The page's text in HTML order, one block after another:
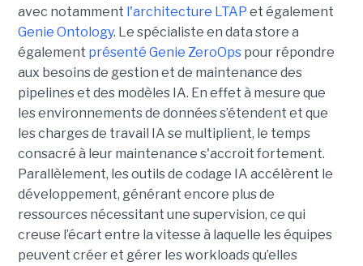
avec notamment l'architecture LTAP et également
Genie Ontology. Le spécialiste en data store a
également présenté Genie ZeroOpspour répondre
aux besoins de gestion et de maintenance des
pipelines et des modèles IA. En effet à mesure que
les environnements de données s’étendent et que
les charges de travail IA se multiplient, le temps
consacré à leur maintenance s'accroit fortement.
Parallèlement, les outils de codage IA accélèrent le
développement, générant encore plus de
ressources nécessitant une supervision, ce qui
creuse l’écart entre la vitesse à laquelle les équipes
peuvent créer et gérer les workloads qu’elles